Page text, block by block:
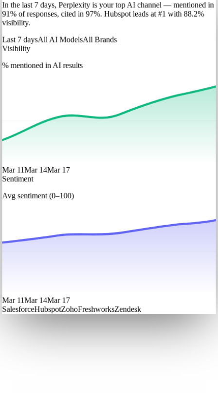
Inthe last 7 days, Perplexityis your top AI channel — mentioned in
91% of responses, cited in 97%. Hubspotleads at #1 with 88.2%
visibility.
Last 7 daysAll AI ModelsAll Brands
Visibility
% mentioned in AI results
Mar 11Mar 14Mar 17
Sentiment
Avg sentiment (0–100)
Mar 11Mar 14Mar 17
SalesforceHubspotZohoFreshworksZendesk